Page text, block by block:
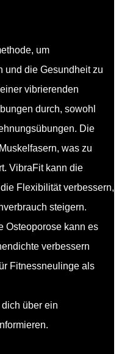
um
und die Gesundheit zu
vibrierenden
durch, sowohl
Die
was zu
VibraFit kann die
Flexibilität verbessern,
steigern.
Osteoporose kann es
verbessern
Fitnessneulinge als
über ein